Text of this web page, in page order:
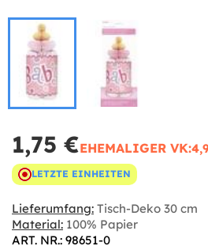
1,75 €EHEMALIGER VK:
LETZTE EINHEITEN
Lieferumfang: Tisch-Deko 30 cm
Material: 100% Papier
ART. NR.: 98651-0